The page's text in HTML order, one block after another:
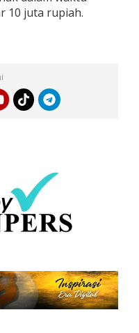
10 juta rupiah.